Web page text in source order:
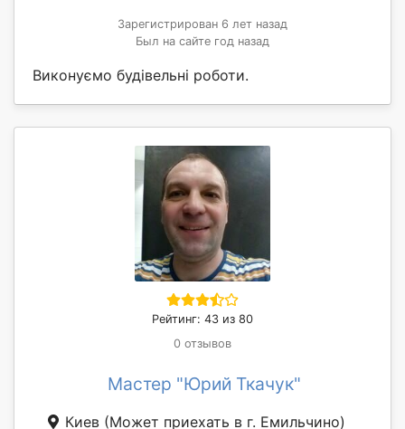
Зарегистрирован 6 лет назад
Был на сайте год назад
Виконуємо будівельні роботи.
Рейтинг: 43 из 80
0 отзывов
Мастер "Юрий Ткачук"
Киев (Может приехать в г. Емильчино)